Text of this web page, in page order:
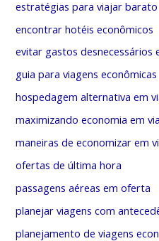
estratégias para viajar barato
encontrar hotéis econômicos
evitar gastos desnecessários
guia para viagens econômicas
hospedagem alternativa em
maximizando economia em
maneiras de economizar em
ofertas de última hora
passagens aéreas em oferta
planejar viagens com
planejamento de viagens